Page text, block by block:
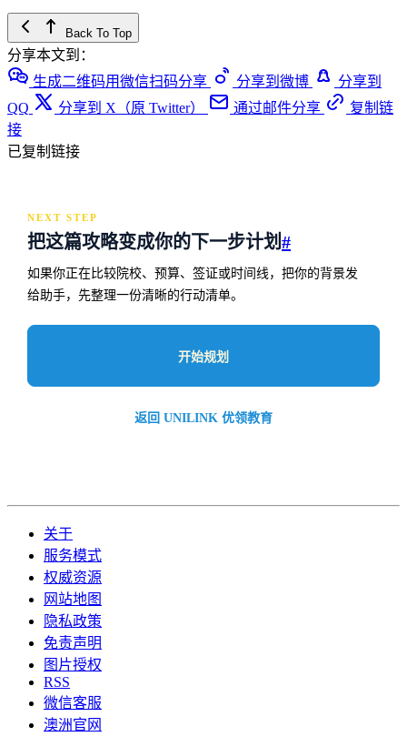
Back To Top
分享本文到：
生成二维码用微信扫码分享
分享到微博
分享到
QQ
分享到 X（原 Twitter） 通过邮件分享
复制链
接
已复制链接
NEXT STEP
把这篇攻略变成你的下一步计划#
如果你正在比较院校、预算、签证或时间线，把你的背景发
给助手，先整理一份清晰的行动清单。
开始规划
返回 UNILINK 优领教育
关于
服务模式
权威资源
网站地图
隐私政策
免责声明
图片授权
RSS
微信客服
澳洲官网